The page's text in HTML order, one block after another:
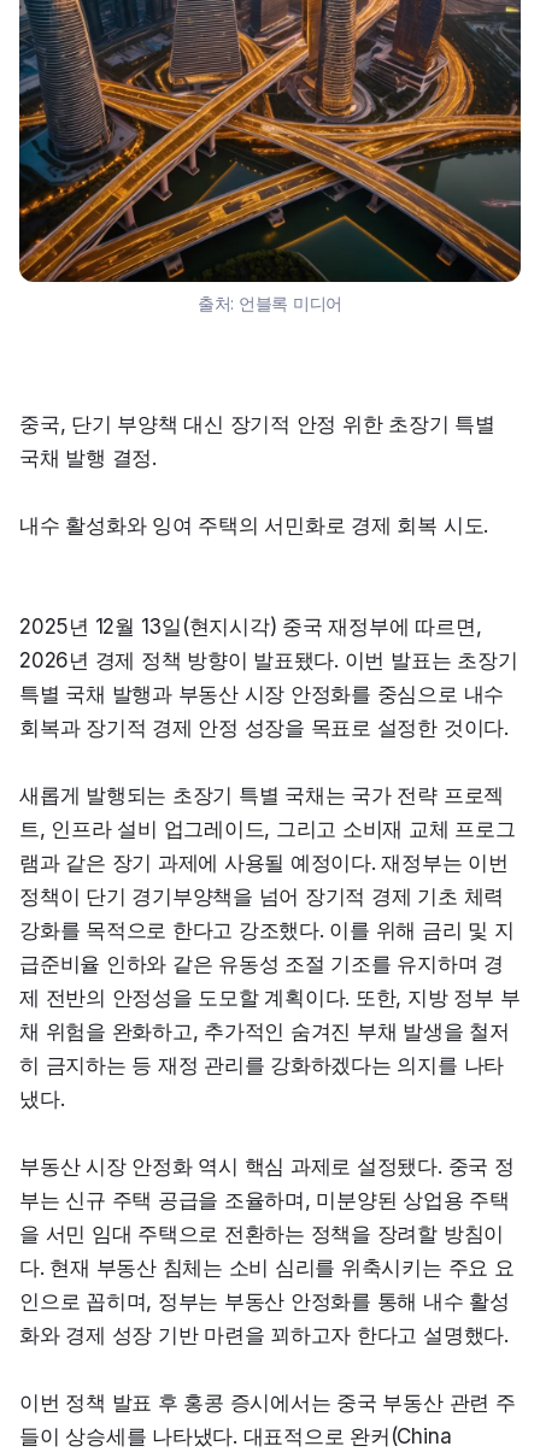
출처: 언블록 미디어
중국, 단기 부양책 대신 장기적 안정 위한 초장기 특별
국채 발행 결정.
내수 활성화와 잉여 주택의 서민화로 경제 회복 시도.
2025년 12월 13일(현지시각) 중국 재정부에 따르면,
2026년 경제 정책 방향이 발표됐다. 이번 발표는 초장기
특별 국채 발행과 부동산 시장 안정화를 중심으로 내수
회복과 장기적 경제 안정 성장을 목표로 설정한 것이다.
새롭게 발행되는 초장기 특별 국채는 국가 전략 프로젝
트, 인프라 설비 업그레이드, 그리고 소비재 교체 프로그
램과 같은 장기 과제에 사용될 예정이다. 재정부는 이번
정책이 단기 경기부양책을 넘어 장기적 경제 기초 체력
강화를 목적으로 한다고 강조했다. 이를 위해 금리 및 지
급준비율 인하와 같은 유동성 조절 기조를 유지하며 경
제 전반의 안정성을 도모할 계획이다. 또한, 지방 정부 부
채 위험을 완화하고, 추가적인 숨겨진 부채 발생을 철저
히 금지하는 등 재정 관리를 강화하겠다는 의지를 나타
냈다.
부동산 시장 안정화 역시 핵심 과제로 설정됐다. 중국 정
부는 신규 주택 공급을 조율하며, 미분양된 상업용 주택
을 서민 임대 주택으로 전환하는 정책을 장려할 방침이
다. 현재 부동산 침체는 소비 심리를 위축시키는 주요 요
인으로 꼽히며, 정부는 부동산 안정화를 통해 내수 활성
화와 경제 성장 기반 마련을 꾀하고자 한다고 설명했다.
이번 정책 발표 후 홍콩 증시에서는 중국 부동산 관련 주
들이 상승세를 나타냈다. 대표적으로 완커(China